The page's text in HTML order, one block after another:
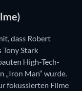
dass Robert
Tony Stark
High-Tech-
„Iron Man“ wurde.
fokussierten Filme